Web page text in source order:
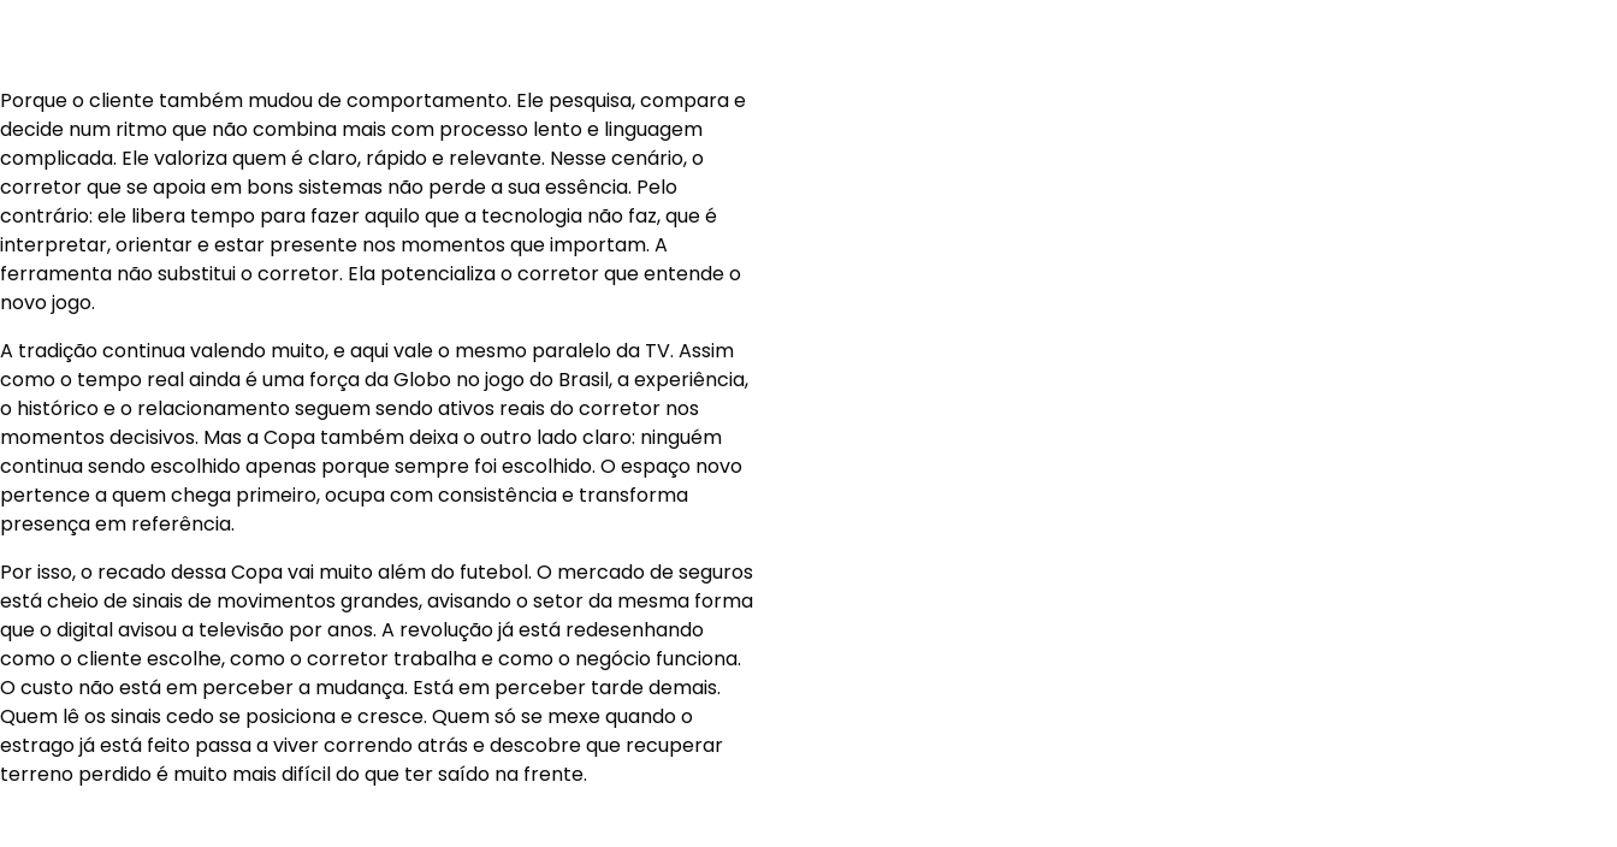
Porque o cliente também mudou de comportamento. Ele pesquisa, compara e
decide num ritmo que não combina mais com processo lento e linguagem
complicada. Ele valoriza quem é claro, rápido e relevante. Nesse cenário, o
corretor que se apoia em bons sistemas não perde a sua essência. Pelo
contrário: ele libera tempo para fazer aquilo que a tecnologia não faz, que é
interpretar, orientar e estar presente nos momentos que importam. A
ferramenta não substitui o corretor. Ela potencializa o corretor que entende o
novo jogo.
A tradição continua valendo muito, e aqui vale o mesmo paralelo da TV. Assim
como o tempo real ainda é uma força da Globo no jogo do Brasil, a experiência,
o histórico e o relacionamento seguem sendo ativos reais do corretor nos
momentos decisivos. Mas a Copa também deixa o outro lado claro: ninguém
continua sendo escolhido apenas porque sempre foi escolhido. O espaço novo
pertence a quem chega primeiro, ocupa com consistência e transforma
presença em referência.
Por isso, o recado dessa Copa vai muito além do futebol. O mercado de seguros
está cheio de sinais de movimentos grandes, avisando o setor da mesma forma
que o digital avisou a televisão por anos. A revolução já está redesenhando
como o cliente escolhe, como o corretor trabalha e como o negócio funciona.
O custo não está em perceber a mudança. Está em perceber tarde demais.
Quem lê os sinais cedo se posiciona e cresce. Quem só se mexe quando o
estrago já está feito passa a viver correndo atrás e descobre que recuperar
terreno perdido é muito mais difícil do que ter saído na frente.